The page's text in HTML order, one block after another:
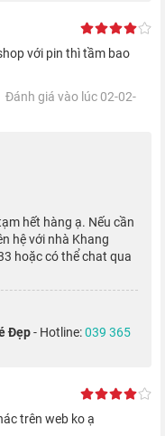
ổn định. Hệ điều hành
dẫn, cho phép bạn
Đánh giá vào lúc 02-02-
hết hàng ạ. Nếu cần
hệ với nhà Khang
hoặc có thể chat qua
Đẹp- Hotline:039 365
trên web ko ạ